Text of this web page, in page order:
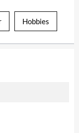
Hobbies